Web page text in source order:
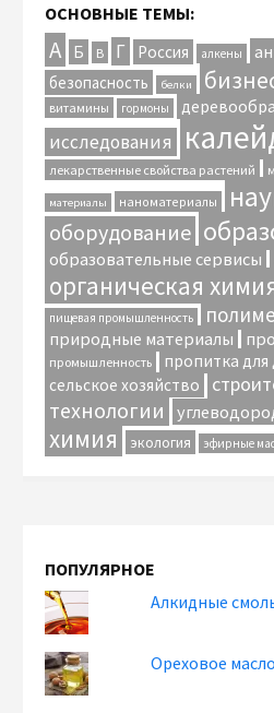
ОСНОВНЫЕ ТЕМЫ:
А Б В Г Россия алкены
безопасность белки
витамины гормоны
исследования
лекарственные свойства растений
материалы наноматериалы
оборудование
образовательные сервисы
органическая
пищевая промышленность
природные материалы
промышленность
пропитка для
сельское хозяйство
технологии
химия экология эфирные
ПОПУЛЯРНОЕ
Алкидные
Ореховое масло